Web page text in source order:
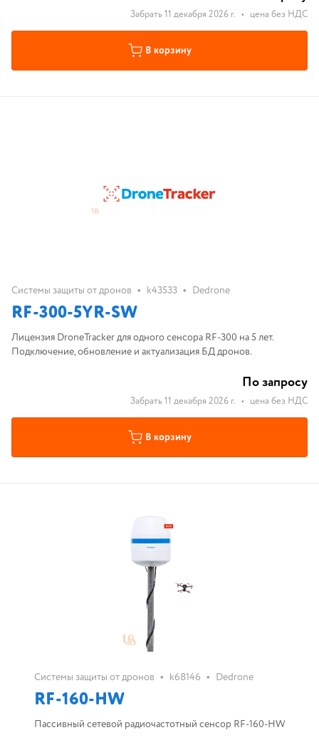
Забрать 11 декабря 2026 г. • цена без НДС
В корзину
Системы защиты от дронов • k43533 • Dedrone
RF-300-5YR-SW
Лицензия DroneTracker для одного сенсора RF-300 на 5 лет.
Подключение, обновление и актуализация БД дронов.
По запросу
Забрать 11 декабря 2026 г. • цена без НДС
В корзину
Системы защиты от дронов • k68146 • Dedrone
RF-160-HW
Пассивный сетевой радиочастотный сенсор RF-160-HW